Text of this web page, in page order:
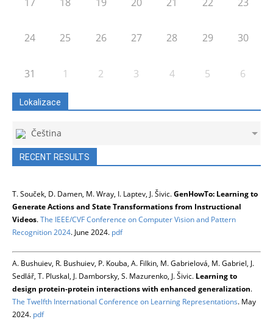
24 25 26 27 28 29 30
31 1 2 3 4 5 6
Lokalizace
Čeština
RECENT RESULTS
T. Souček, D. Damen, M. Wray, I. Laptev, J. Šivic.GenHowTo: Learning to
Generate Actions and State Transformations from Instructional
Videos.The IEEE/CVF Conference on Computer Vision and Pattern
Recognition 2024. June 2024. pdf
A. Bushuiev, R. Bushuiev, P. Kouba, A. Filkin, M. Gabrielová, M. Gabriel, J.
Sedlář, T. Pluskal, J. Damborsky, S. Mazurenko, J. Šivic. Learning to
design protein-protein interactions with enhanced generalization.
The Twelfth International Conference on Learning Representations. May
2024. pdf